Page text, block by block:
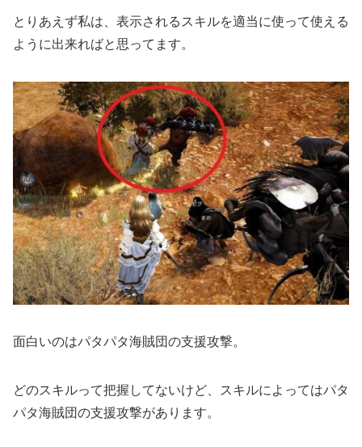
とりあえず私は、表示されるスキルを適当に使って使える
ように出来ればと思ってます。
面白いのはパタパタ海賊団の支援攻撃。
どのスキルって把握してないけど、スキルによってはパタ
パタ海賊団の支援攻撃があります。